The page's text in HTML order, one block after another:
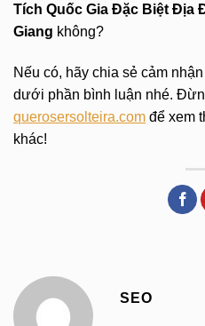
Tích Quốc Gia Đặc Biệt Địa
Giang không?
Nếu có, hãy chia sẻ cảm
dưới phần bình luận nhé.
querosersolteira.com để xem
khác!
SEO